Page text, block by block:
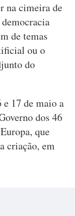
na cimeira de
de temas
ou o
do
17 de maio a
dos 46
que
criação, em